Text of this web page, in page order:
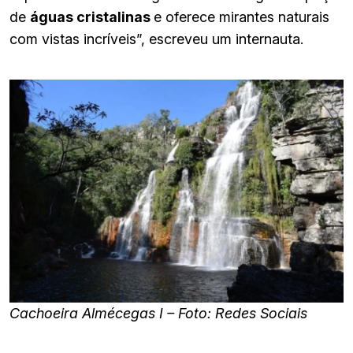
de águas cristalinas e oferece mirantes naturais
com vistas incríveis”, escreveu um internauta.
Cachoeira Almécegas I – Foto: Redes Sociais